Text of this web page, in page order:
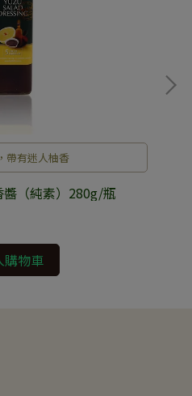
帶有迷人柚香
（純素）280g/瓶
購物車